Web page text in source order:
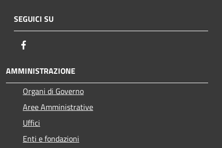
SEGUICI SU
AMMINISTRAZIONE
Organi di Governo
Aree Amministrative
Uffici
Enti e fondazioni